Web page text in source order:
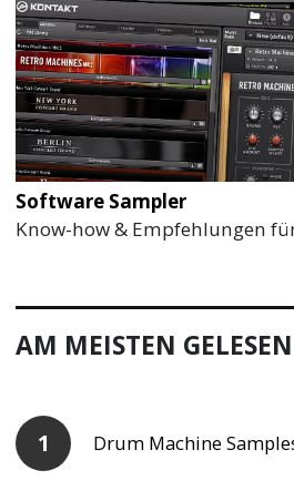
Software Sampler
Know-how & Empfehlungen
AM MEISTEN GELESEN
Drum Machine